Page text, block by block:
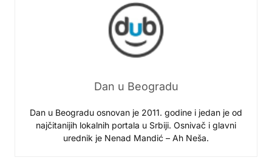
Dan u Beogradu
Dan u Beogradu osnovan je 2011. godine i jedan je od
najčitanijih lokalnih portala u Srbiji. Osnivač i glavni
urednik je Nenad Mandić – Ah Neša.